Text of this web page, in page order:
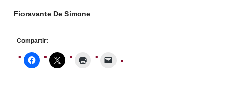
Fioravante De Simone
Compartir: